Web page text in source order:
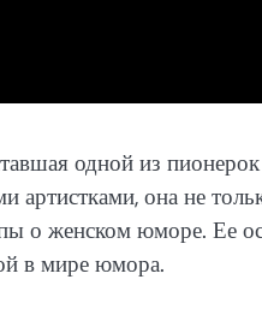
одной из
она не
о женском юморе. Ее
в мире юмора.